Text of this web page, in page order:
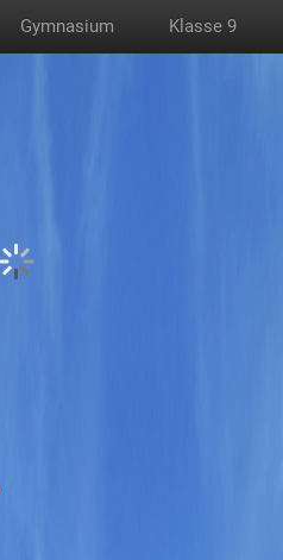
Gymnasium Klasse 9